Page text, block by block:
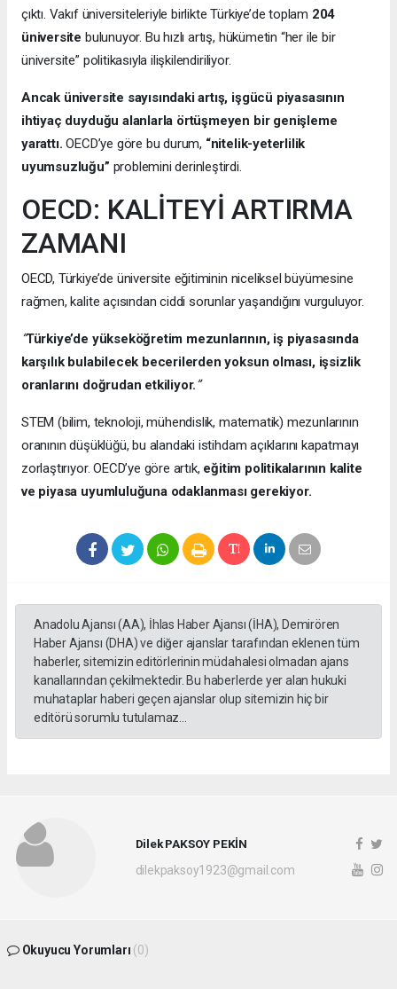
çıktı. Vakıf üniversiteleriyle birlikte Türkiye’de toplam 204
üniversite bulunuyor. Bu hızlı artış, hükümetin “her ile bir
üniversite” politikasıyla ilişkilendiriliyor.
Ancak üniversite sayısındaki artış, işgücü piyasasının
ihtiyaç duyduğu alanlarla örtüşmeyen bir genişleme
yarattı. OECD’ye göre bu durum, “nitelik-yeterlilik
uyumsuzluğu” problemini derinleştirdi.
OECD: KALİTEYİ ARTIRMA
ZAMANI
OECD, Türkiye’de üniversite eğitiminin niceliksel büyümesine
rağmen, kalite açısından ciddi sorunlar yaşandığını vurguluyor.
“Türkiye’de yükseköğretim mezunlarının, iş piyasasında
karşılık bulabilecek becerilerden yoksun olması, işsizlik
oranlarını doğrudan etkiliyor.”
STEM (bilim, teknoloji, mühendislik, matematik) mezunlarının
oranının düşüklüğü, bu alandaki istihdam açıklarını kapatmayı
zorlaştırıyor. OECD’ye göre artık, eğitim politikalarının kalite
ve piyasa uyumluluğuna odaklanması gerekiyor.
Anadolu Ajansı (AA), İhlas Haber Ajansı (İHA), Demirören
Haber Ajansı (DHA) ve diğer ajanslar tarafından eklenen tüm
haberler, sitemizin editörlerinin müdahalesi olmadan ajans
kanallarından çekilmektedir. Bu haberlerde yer alan hukuki
muhataplar haberi geçen ajanslar olup sitemizin hiç bir
editörü sorumlu tutulamaz...
Dilek PAKSOY PEKİN
dilekpaksoy1923@gmail.com
Okuyucu Yorumları (0)